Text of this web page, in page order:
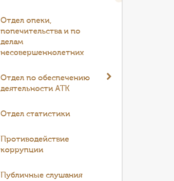
Отдел опеки,
попечительства и по
делам
несовершеннолетних
Отдел по обеспечению
деятельности АТК
Отдел статистики
Противодействие
коррупции
Публичные слушания